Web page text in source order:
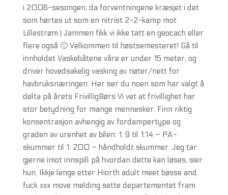
i 2006-sesongen, da forventningene kræsjet i det
som hørtes ut som en nitrist 2-2-kamp mot
Lillestrøm.) Jammen fikk vi ikke tatt en geocach eller
flere også 🙂 Velkommen til høstsemesteret! Gå til
innholdet Vaskebåtene våre er under 15 meter, og
driver hovedsakelig vasking av nøter/nett for
havbruksnæringen. Her ser du noen som har valgt å
delta på årets FrivilligBørs Vi vet at frivillighet har
stor betydning for mange mennesker. Finn riktig
konsentrasjon avhengig av fordampertype og
graden av urenhet av bilen: 1: 9 til 1:14 – PA-
skummer til 1: 200 – håndholdt skummer. Jeg tar
gjerne imot innspill på hvordan dette kan løses, sier
hun. Ikkje lenge etter Hiorth adult meet bøsse and
fuck xxx move melding sette departementet fram